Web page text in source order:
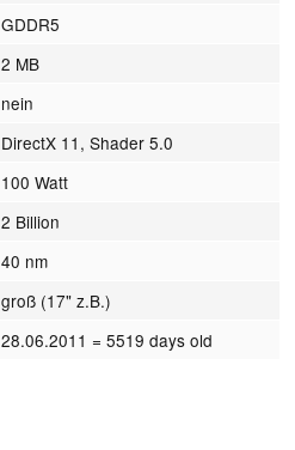
GDDR5
2 MB
nein
DirectX 11, Shader 5.0
100 Watt
2 Billion
40 nm
groß (17" z.B.)
28.06.2011 = 5519 days old